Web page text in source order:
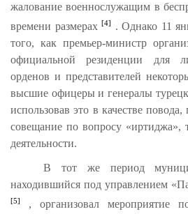
жалование военнослужащим в
времени размерах [4]
. Однако 11
того, как премьер-министр
официальной резиденции для
орденов и представителей
высшие офицеры и генералы
использовав это в качестве
совещание по вопросу «иртиджа»,
деятельности.
В тот же период
находившийся под управлением
[5]
, организовал мероприятие